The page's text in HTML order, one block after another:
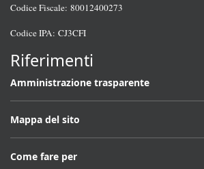
Codice Fiscale: 80012400273
Codice IPA: CJ3CFI
Riferimenti
Amministrazione trasparente
Mappa del sito
Come fare per